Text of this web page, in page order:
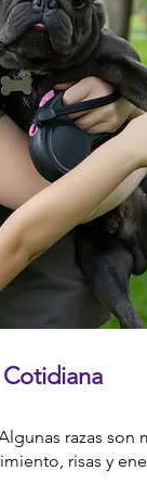
razas son
risas y